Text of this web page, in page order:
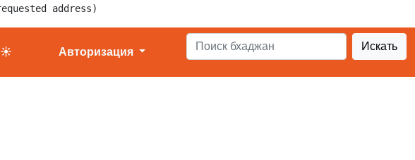
address)
☀ Авторизация Искать